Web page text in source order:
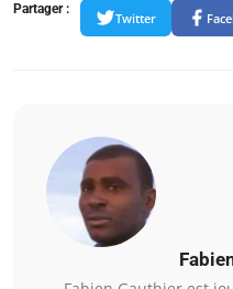
Partager :
Twitter